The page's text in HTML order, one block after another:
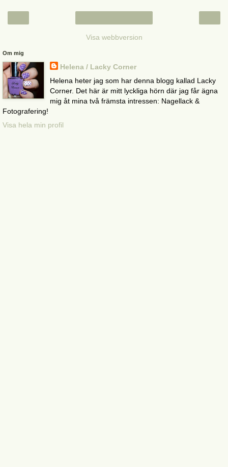
Visa webbversion
Om mig
Helena / Lacky Corner
Helena heter jag som har denna blogg kallad Lacky
Corner. Det här är mitt lyckliga hörn där jag får ägna
mig åt mina två främsta intressen: Nagellack &
Fotografering!
Visa hela min profil